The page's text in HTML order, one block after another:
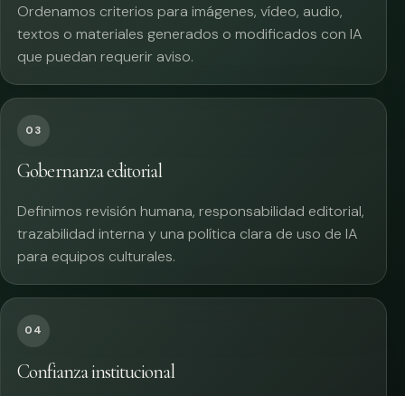
Ordenamos criterios para imágenes, vídeo, audio,
textos o materiales generados o modificados con IA
que puedan requerir aviso.
03
Gobernanza editorial
Definimos revisión humana, responsabilidad editorial,
trazabilidad interna y una política clara de uso de IA
para equipos culturales.
04
Confianza institucional